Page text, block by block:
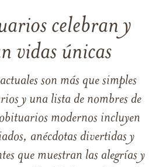
celebran y
vidas únicas
son más que simples
y una lista de nombres de
modernos incluyen
anécdotas divertidas y
que muestran las alegrías y